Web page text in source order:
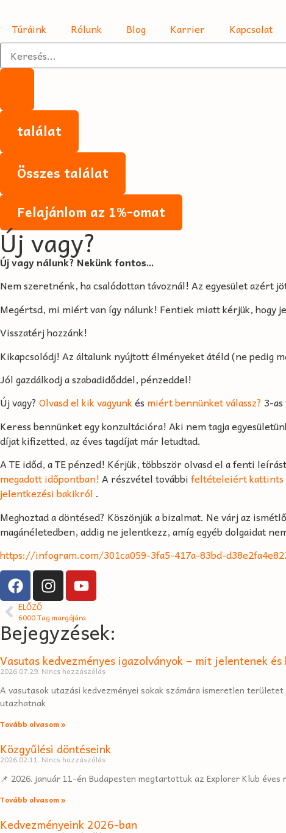
Túráink Rólunk Blog Karrier Kapcsolat
találat
Összes találat
Felajánlom az 1%-omat
Új vagy?
Új vagy nálunk? Nekünk fontos…
Nem szeretnénk, ha csalódottan távoznál! Az egyesület azért
Megértsd, mi miért van így nálunk! Fentiek miatt kérjük, hogy
Visszatérj hozzánk!
Kikapcsolódj! Az általunk nyújtott élményeket átéld (ne pedig
Jól gazdálkodj a szabadidőddel, pénzeddel!
Új vagy? Olvasd el kik vagyunkés miért bennünket válassz? 3-
Keress bennünket egy konzultációra! Aki nem tagja
díjat kifizetted, az éves tagdíjat már letudtad.
A TE időd, a TE pénzed! Kérjük, többször olvasd el a fenti
megadott időpontban!A részvétel továbbifeltételeiért kattints
jelentkezési bakikról .
Meghoztad a döntésed? Köszönjük a bizalmat. Ne várj az
magánéletedben, addig ne jelentkezz, amíg egyéb dolgaidat
https://infogram.com/301ca059-3fa5-417a-83bd-
ELŐZŐ
6000 Tag margójára
Bejegyzések:
Vasutas kedvezményes igazolványok – mit jelentenek
2026.07.29. Nincs hozzászólás
A vasutasok utazási kedvezményei sokak számára ismeretlen
utazhatnak
Tovább olvasom »
Közgyűlési döntéseink
2026.02.11. Nincs hozzászólás
📌 2026. január 11-én Budapesten megtartottuk az Explorer Klub
Tovább olvasom »
Kedvezményeink 2026-ban